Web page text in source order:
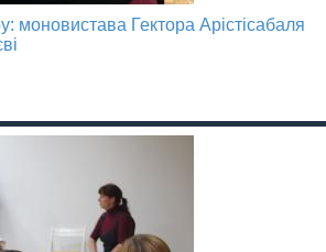
моновистава Гектора Арістісабаля